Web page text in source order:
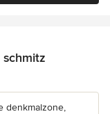
denkmalzone,